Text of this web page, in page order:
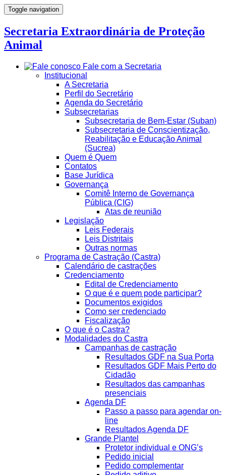
Toggle navigation
Secretaria Extraordinária de Proteção
Animal
Fale com a Secretaria
Institucional
A Secretaria
Perfil do Secretário
Agenda do Secretário
Subsecretarias
Subsecretaria de Bem-Estar (Suban)
Subsecretaria de Conscientização,
Reabilitação e Educação Animal
(Sucrea)
Quem é Quem
Contatos
Base Jurídica
Governança
Comitê Interno de Governança
Pública (CIG)
Atas de reunião
Legislação
Leis Federais
Leis Distritais
Outras normas
Programa de Castração (Castra)
Calendário de castrações
Credenciamento
Edital de Credenciamento
O que é e quem pode participar?
Documentos exigidos
Como ser credenciado
Fiscalização
O que é o Castra?
Modalidades do Castra
Campanhas de castração
Resultados GDF na Sua Porta
Resultados GDF Mais Perto do
Cidadão
Resultados das campanhas
presenciais
Agenda DF
Passo a passo para agendar on-
line
Resultados Agenda DF
Grande Plantel
Protetor individual e ONG’s
Pedido inicial
Pedido complementar